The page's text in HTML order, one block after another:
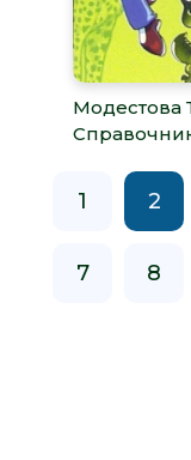
Модестова
1 2
7 8